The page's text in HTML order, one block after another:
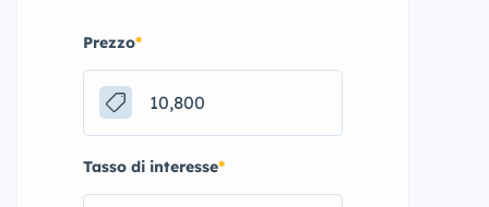
Prezzo*
Tasso di interesse*